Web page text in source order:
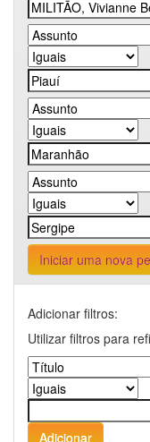
Iniciar uma nova
Adicionar filtros:
Utilizar filtros para